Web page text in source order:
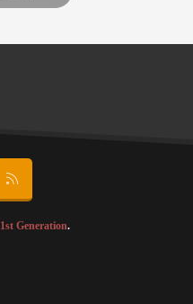
1st Generation.